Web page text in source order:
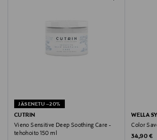
BEHENAMIDOPROPYL DIMETHYLAMINE,
DIBEHENATE, GUAR
CHLORIDE, ETHYLHEXYLGLYCERIN,
CITRIC ACID, SODIUM HYDROXIDE,
LINALOOL, LIMONENE, PARFUM
PAKKAUKSESTA.
Valmistusmaa
JÄSENETU –20%
CUTRIN
Vieno Sensitive Deep Soothing Care -
tehohoito 150 ml
WELLA
Color
Original
34,90 €